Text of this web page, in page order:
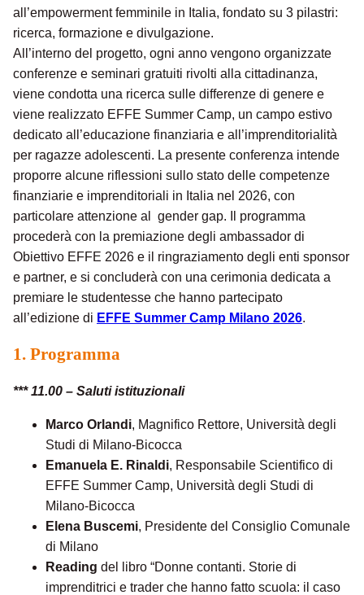
all’empowerment femminile in Italia, fondato su 3 pilastri:
ricerca, formazione e divulgazione.
All’interno del progetto, ogni anno vengono organizzate
conferenze e seminari gratuiti rivolti alla cittadinanza,
viene condotta una ricerca sulle differenze di genere e
viene realizzato EFFE Summer Camp, un campo estivo
dedicato all’educazione finanziaria e all’imprenditorialità
per ragazze adolescenti. La presente conferenza intende
proporre alcune riflessioni sullo stato delle competenze
finanziarie e imprenditoriali in Italia nel 2026, con
particolare attenzione al gender gap. Il programma
procederà con la premiazione degli ambassador di
Obiettivo EFFE 2026 e il ringraziamento degli enti sponsor
e partner, e si concluderà con una cerimonia dedicata a
premiare le studentesse che hanno partecipato
all’edizione di EFFE Summer Camp Milano 2026.
1. Programma
*** 11.00 – Saluti istituzionali
Marco Orlandi, Magnifico Rettore, Università degli
Studi di Milano-Bicocca
Emanuela E. Rinaldi, Responsabile Scientifico di
EFFE Summer Camp, Università degli Studi di
Milano-Bicocca
Elena Buscemi, Presidente del Consiglio Comunale
di Milano
Reading del libro “Donne contanti. Storie di
imprenditrici e trader che hanno fatto scuola: il caso